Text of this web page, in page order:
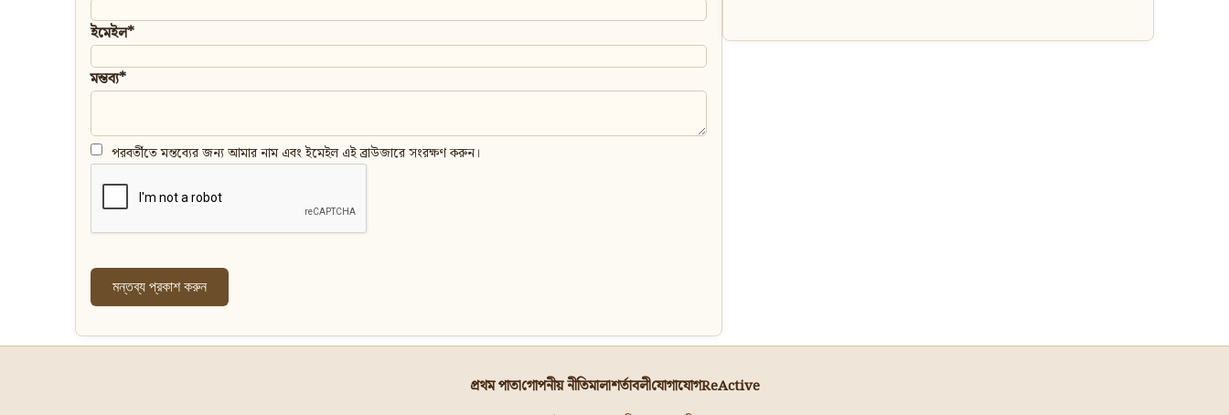
ইমেইল*
মন্তব্য*
পরবর্তীতে মন্তব্যের জন্য আমার নাম এবং ইমেইল এই ব্রাউজারে সংরক্ষণ করুন।
প্রথম পাতাগোপনীয় নীতিমালাশর্তাবলীযোগাযোগReActive